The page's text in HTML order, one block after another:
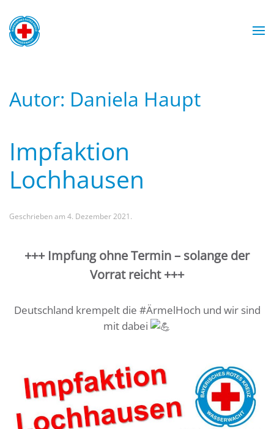
Zum Hauptinhalt springen
Mit Sicherheit am Wasser
MÜNCHEN
Autor: Daniela Haupt
Impfaktion
Lochhausen
Geschrieben am 4. Dezember 2021 .
+++ Impfung ohne Termin – solange der
Vorrat reicht +++
Deutschland krempelt die #ÄrmelHoch und wir sind
mit dabei